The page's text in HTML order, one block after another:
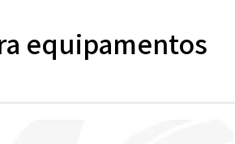
equipamentos